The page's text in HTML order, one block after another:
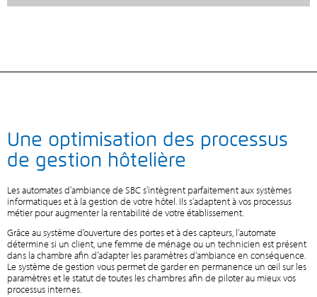
Une optimisation des processus
de gestion hôtelière
Les automates d’ambiance de SBC s’intègrent parfaitement aux systèmes
informatiques et à la gestion de votre hôtel. Ils s’adaptent à vos processus
métier pour augmenter la rentabilité de votre établissement.
Grâce au système d’ouverture des portes et à des capteurs, l’automate
détermine si un client, une femme de ménage ou un technicien est présent
dans la chambre afin d’adapter les paramètres d’ambiance en conséquence.
Le système de gestion vous permet de garder en permanence un œil sur les
paramètres et le statut de toutes les chambres afin de piloter au mieux vos
processus internes.